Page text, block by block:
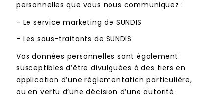
personnelles que vous nous communiquez :
- Le service marketing de SUNDIS
- Les sous-traitants de SUNDIS
Vos données personnelles sont également
susceptibles d’être divulguées à des tiers en
application d’une réglementation particulière,
ou en vertu d’une décision d’une autorité